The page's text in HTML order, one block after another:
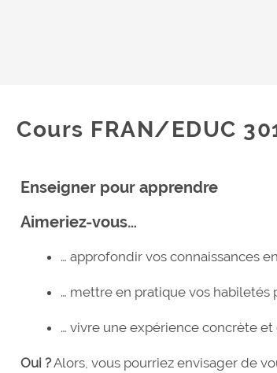
Cours FRAN/EDUC
Enseigner pour apprendre
Aimeriez-vous…
… approfondir vos connaissances
… mettre en pratique vos habiletés
… vivre une expérience concrète
Oui ?Alors, vous pourriez envisager de